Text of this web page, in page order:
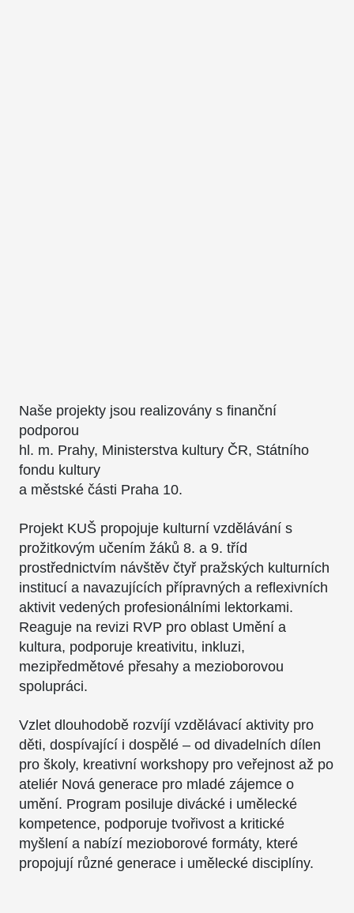
Naše projekty jsou realizovány s finanční
podporou
hl. m. Prahy, Ministerstva kultury ČR, Státního
fondu kultury
a městské části Praha 10.
Projekt KUŠ propojuje kulturní vzdělávání s
prožitkovým učením žáků 8. a 9. tříd
prostřednictvím návštěv čtyř pražských kulturních
institucí a navazujících přípravných a reflexivních
aktivit vedených profesionálními lektorkami.
Reaguje na revizi RVP pro oblast Umění a
kultura, podporuje kreativitu, inkluzi,
mezipředmětové přesahy a mezioborovou
spolupráci.
Vzlet dlouhodobě rozvíjí vzdělávací aktivity pro
děti, dospívající i dospělé – od divadelních dílen
pro školy, kreativní workshopy pro veřejnost až po
ateliér Nová generace pro mladé zájemce o
umění. Program posiluje divácké i umělecké
kompetence, podporuje tvořivost a kritické
myšlení a nabízí mezioborové formáty, které
propojují různé generace i umělecké disciplíny.